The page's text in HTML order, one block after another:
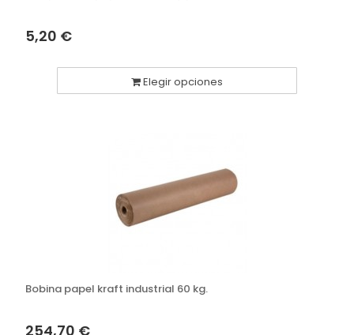
5,20 €
Elegir opciones
Bobina papel kraft industrial 60 kg.
254,70 €